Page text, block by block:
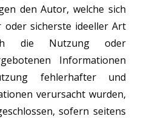
den Autor, welche sich
oder sicherste ideeller Art
die Nutzung oder
Informationen
fehlerhafter und
verursacht wurden,
sofern seitens